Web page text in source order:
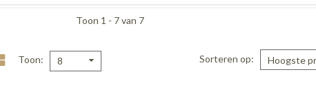
Toon 1 - 7 van 7
Toon 8 Sorteren op Hoogste